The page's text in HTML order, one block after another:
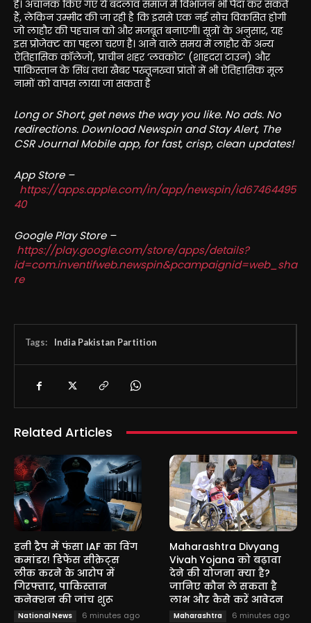
है। अचानक किए गए ये बदलाव समाज में विभाजन भी पैदा कर सकते
हैं, लेकिन उम्मीद की जा रही है कि इससे एक नई सोच विकसित होगी
जो लाहौर की पहचान को और मजबूत बनाएगी। सूत्रों के अनुसार, यह
इस प्रोजेक्ट का पहला चरण है। आने वाले समय में लाहौर के अन्य
ऐतिहासिक कॉलेजों, प्राचीन शहर ‘लवकोट’ (शाहदरा टाउन) और
पाकिस्तान के सिंध तथा खैबर पख्तूनख्वा प्रांतों में भी ऐतिहासिक मूल
नामों को वापस लाया जा सकता है
Long or Short, get news the way you like. No ads. No
redirections. Download Newspin and Stay Alert, The
CSR Journal Mobile app, for fast, crisp, clean updates!
App Store –
https://apps.apple.com/in/app/newspin/id67464495
40
Google Play Store –
https://play.google.com/store/apps/details?
id=com.inventifweb.newspin&pcampaignid=web_sha
re
Tags: India Pakistan Partition
Related Articles
हनी ट्रैप में फंसा IAF का विंग
कमांडर! डिफेंस सीक्रेट्स
लीक करने के आरोप में
गिरफ्तार, पाकिस्तान
कनेक्शन की जांच शुरू
National News 6 minutes ago
Maharashtra Divyang
Vivah Yojana को बढ़ावा
देने की योजना क्या है?
जानिए कौन ले सकता है
लाभ और कैसे करें आवेदन
Maharashtra 6 minutes ago